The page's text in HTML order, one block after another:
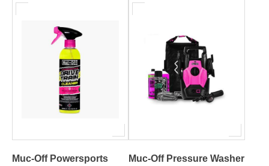
Muc-Off Powersports
Muc-Off Pressure Washer